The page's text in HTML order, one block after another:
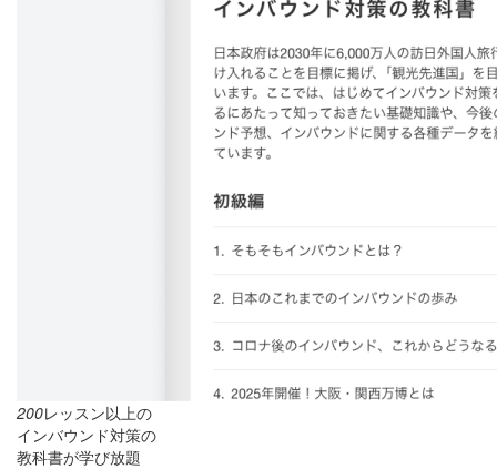
200レッスン以上の
インバウンド対策の
教科書が学び放題